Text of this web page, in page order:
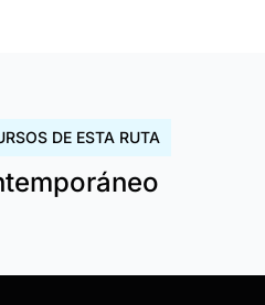
DE ESTA RUTA